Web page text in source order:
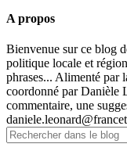
A propos
Bienvenue sur ce blog
politique locale et
phrases... Alimenté par
coordonné par Danièle
commentaire, une